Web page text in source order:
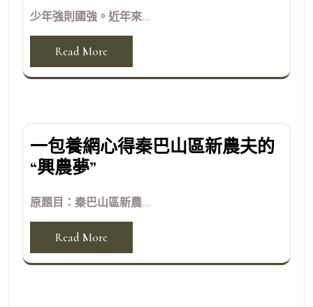
少年強則國強。近年來...
Read More
一包養網心得秦巴山區新農夫的
“興農夢”
原題目：秦巴山區新農...
Read More